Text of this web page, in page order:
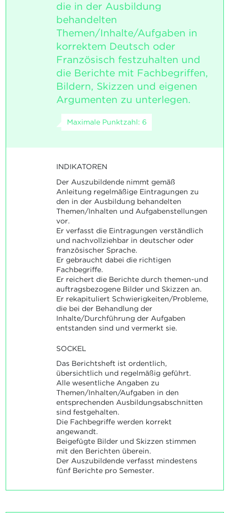
die in der Ausbildung
behandelten
Themen/Inhalte/Aufgaben in
korrektem Deutsch oder
Französisch festzuhalten und
die Berichte mit Fachbegriffen,
Bildern, Skizzen und eigenen
Argumenten zu unterlegen.
Maximale Punktzahl: 6
INDIKATOREN
Der Auszubildende nimmt gemäß
Anleitung regelmäßige Eintragungen zu
den in der Ausbildung behandelten
Themen/Inhalten und Aufgabenstellungen
vor.
Er verfasst die Eintragungen verständlich
und nachvollziehbar in deutscher oder
französischer Sprache.
Er gebraucht dabei die richtigen
Fachbegriffe.
Er reichert die Berichte durch themen-und
auftragsbezogene Bilder und Skizzen an.
Er rekapituliert Schwierigkeiten/Probleme,
die bei der Behandlung der
Inhalte/Durchführung der Aufgaben
entstanden sind und vermerkt sie.
SOCKEL
Das Berichtsheft ist ordentlich,
übersichtlich und regelmäßig geführt.
Alle wesentliche Angaben zu
Themen/Inhalten/Aufgaben in den
entsprechenden Ausbildungsabschnitten
sind festgehalten.
Die Fachbegriffe werden korrekt
angewandt.
Beigefügte Bilder und Skizzen stimmen
mit den Berichten überein.
Der Auszubildende verfasst mindestens
fünf Berichte pro Semester.